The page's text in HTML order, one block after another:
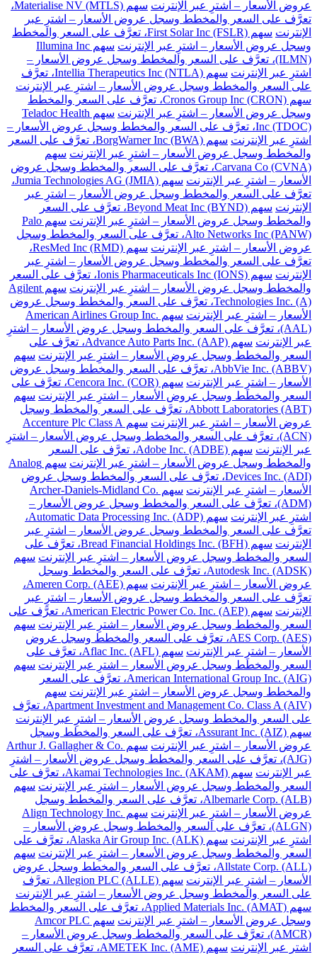
عروض الأسعار – اشترِ عبر الإنترنت
سهم Materialise NV (MTLS)،
تعرَّف على السعر والمخطط وسجل عروض الأسعار – اشترِ عبر
الإنترنت
سهم First Solar Inc (FSLR)، تعرَّف على السعر والمخطط
وسجل عروض الأسعار – اشترِ عبر الإنترنت
سهم Illumina Inc
(ILMN)، تعرَّف على السعر والمخطط وسجل عروض الأسعار –
اشترِ عبر الإنترنت
سهم Intellia Therapeutics Inc (NTLA)، تعرَّف
على السعر والمخطط وسجل عروض الأسعار – اشترِ عبر الإنترنت
سهم Cronos Group Inc (CRON)، تعرَّف على السعر والمخطط
وسجل عروض الأسعار – اشترِ عبر الإنترنت
سهم Teladoc Health
Inc (TDOC)، تعرَّف على السعر والمخطط وسجل عروض الأسعار –
اشترِ عبر الإنترنت
سهم BorgWarner Inc (BWA)، تعرَّف على السعر
والمخطط وسجل عروض الأسعار – اشترِ عبر الإنترنت سهم
Carvana Co (CVNA)، تعرَّف على السعر والمخطط وسجل عروض
الأسعار – اشترِ عبر الإنترنت
سهم Jumia Technologies AG (JMIA)،
تعرَّف على السعر والمخطط وسجل عروض الأسعار – اشترِ عبر
الإنترنت
سهم Beyond Meat Inc (BYND)، تعرَّف على السعر
والمخطط وسجل عروض الأسعار – اشترِ عبر الإنترنت
سهم Palo
Alto Networks Inc (PANW)، تعرَّف على السعر والمخطط وسجل
عروض الأسعار – اشترِ عبر الإنترنت
سهم ResMed Inc (RMD)،
تعرَّف على السعر والمخطط وسجل عروض الأسعار – اشترِ عبر
الإنترنت
سهم Ionis Pharmaceuticals Inc (IONS)، تعرَّف على السعر
والمخطط وسجل عروض الأسعار – اشترِ عبر الإنترنت
سهم Agilent
Technologies Inc. (A)، تعرَّف على السعر والمخطط وسجل عروض
الأسعار – اشترِ عبر الإنترنت
سهم American Airlines Group Inc.
(AAL)، تعرَّف على السعر والمخطط وسجل عروض الأسعار – اشترِ
عبر الإنترنت
سهم Advance Auto Parts Inc. (AAP)، تعرَّف على
السعر والمخطط وسجل عروض الأسعار – اشترِ عبر الإنترنت سهم
AbbVie Inc. (ABBV)، تعرَّف على السعر والمخطط وسجل عروض
الأسعار – اشترِ عبر الإنترنت
سهم Cencora Inc. (COR)، تعرَّف على
السعر والمخطط وسجل عروض الأسعار – اشترِ عبر الإنترنت سهم
Abbott Laboratories (ABT)، تعرَّف على السعر والمخطط وسجل
عروض الأسعار – اشترِ عبر الإنترنت
سهم Accenture Plc Class A
(ACN)، تعرَّف على السعر والمخطط وسجل عروض الأسعار – اشترِ
عبر الإنترنت
سهم Adobe Inc. (ADBE)، تعرَّف على السعر
والمخطط وسجل عروض الأسعار – اشترِ عبر الإنترنت
سهم Analog
Devices Inc. (ADI)، تعرَّف على السعر والمخطط وسجل عروض
الأسعار – اشترِ عبر الإنترنت
سهم Archer-Daniels-Midland Co.
(ADM)، تعرَّف على السعر والمخطط وسجل عروض الأسعار –
اشترِ عبر الإنترنت
سهم Automatic Data Processing Inc. (ADP)،
تعرَّف على السعر والمخطط وسجل عروض الأسعار – اشترِ عبر
الإنترنت
سهم Bread Financial Holdings Inc. (BFH)، تعرَّف على
السعر والمخطط وسجل عروض الأسعار – اشترِ عبر الإنترنت سهم
Autodesk Inc. (ADSK)، تعرَّف على السعر والمخطط وسجل
عروض الأسعار – اشترِ عبر الإنترنت
سهم Ameren Corp. (AEE)،
تعرَّف على السعر والمخطط وسجل عروض الأسعار – اشترِ عبر
الإنترنت
سهم American Electric Power Co. Inc. (AEP)، تعرَّف على
السعر والمخطط وسجل عروض الأسعار – اشترِ عبر الإنترنت سهم
AES Corp. (AES)، تعرَّف على السعر والمخطط وسجل عروض
الأسعار – اشترِ عبر الإنترنت
سهم Aflac Inc. (AFL)، تعرَّف على
السعر والمخطط وسجل عروض الأسعار – اشترِ عبر الإنترنت سهم
American International Group Inc. (AIG)، تعرَّف على السعر
والمخطط وسجل عروض الأسعار – اشترِ عبر الإنترنت سهم
Apartment Investment and Management Co. Class A (AIV)، تعرَّف
على السعر والمخطط وسجل عروض الأسعار – اشترِ عبر الإنترنت
سهم Assurant Inc. (AIZ)، تعرَّف على السعر والمخطط وسجل
عروض الأسعار – اشترِ عبر الإنترنت
سهم Arthur J. Gallagher & Co.
(AJG)، تعرَّف على السعر والمخطط وسجل عروض الأسعار – اشترِ
عبر الإنترنت
سهم Akamai Technologies Inc. (AKAM)، تعرَّف على
السعر والمخطط وسجل عروض الأسعار – اشترِ عبر الإنترنت سهم
Albemarle Corp. (ALB)، تعرَّف على السعر والمخطط وسجل
عروض الأسعار – اشترِ عبر الإنترنت
سهم Align Technology Inc.
(ALGN)، تعرَّف على السعر والمخطط وسجل عروض الأسعار –
اشترِ عبر الإنترنت
سهم Alaska Air Group Inc. (ALK)، تعرَّف على
السعر والمخطط وسجل عروض الأسعار – اشترِ عبر الإنترنت سهم
Allstate Corp. (ALL)، تعرَّف على السعر والمخطط وسجل عروض
الأسعار – اشترِ عبر الإنترنت
سهم Allegion PLC (ALLE)، تعرَّف
على السعر والمخطط وسجل عروض الأسعار – اشترِ عبر الإنترنت
سهم Applied Materials Inc. (AMAT)، تعرَّف على السعر والمخطط
وسجل عروض الأسعار – اشترِ عبر الإنترنت
سهم Amcor PLC
(AMCR)، تعرَّف على السعر والمخطط وسجل عروض الأسعار –
اشترِ عبر الإنترنت
سهم AMETEK Inc. (AME)، تعرَّف على السعر